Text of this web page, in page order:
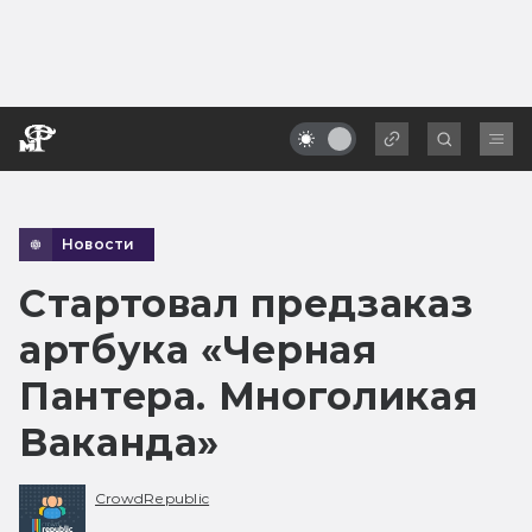
Новости
Стартовал предзаказ
артбука «Черная
Пантера. Многоликая
Ваканда»
CrowdRepublic